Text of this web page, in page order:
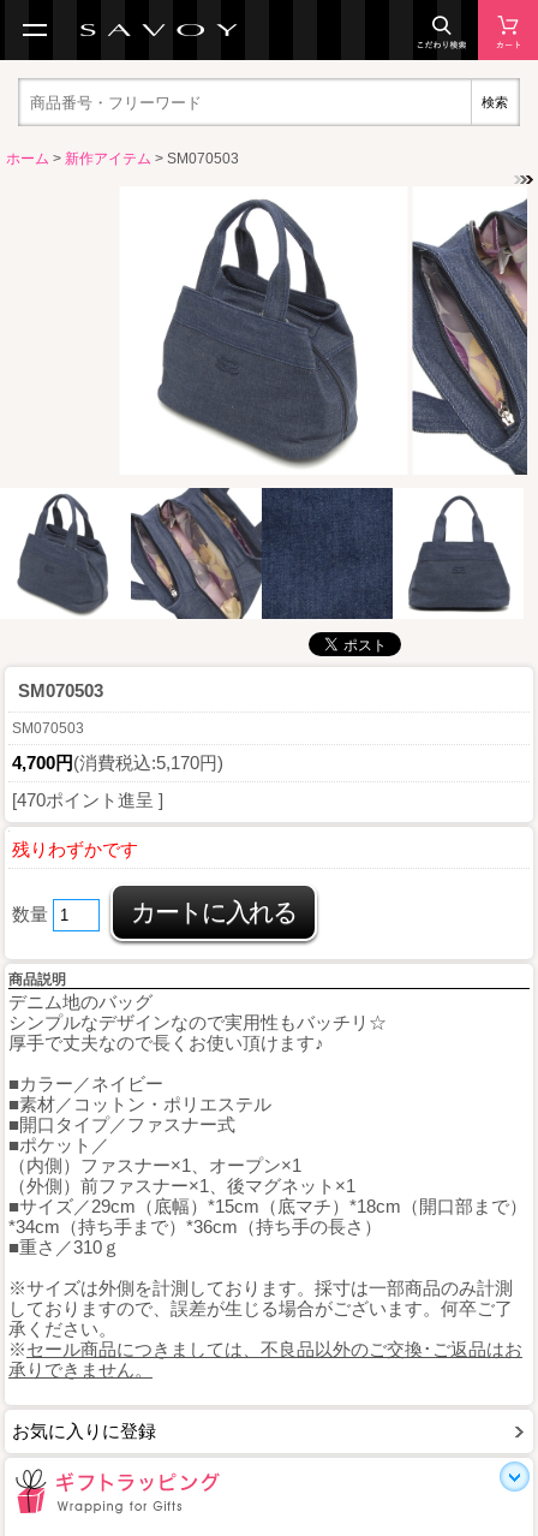
検索
ホーム > 新作アイテム > SM070503
SM070503
SM070503
4,700円(消費税込:5,170円)
[470ポイント進呈 ]
残りわずかです
数量
商品説明
デニム地のバッグ
シンプルなデザインなので実用性もバッチリ☆
厚手で丈夫なので長くお使い頂けます♪
■カラー／ネイビー
■素材／コットン・ポリエステル
■開口タイプ／ファスナー式
■ポケット／
（内側）ファスナー×1、オープン×1
（外側）前ファスナー×1、後マグネット×1
■サイズ／29cm（底幅）*15cm（底マチ）*18cm（開口部まで）
*34cm（持ち手まで）*36cm（持ち手の長さ）
■重さ／310ｇ
※サイズは外側を計測しております。採寸は一部商品のみ計測
しておりますので、誤差が生じる場合がございます。何卒ご了
承ください。
※セール商品につきましては、不良品以外のご交換･ご返品はお
承りできません。
お気に入りに登録